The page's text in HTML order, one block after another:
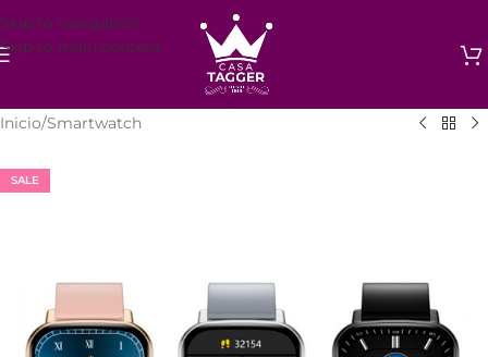
Skip to navigation
Skip to main content
Inicio/Smartwatch
SALE